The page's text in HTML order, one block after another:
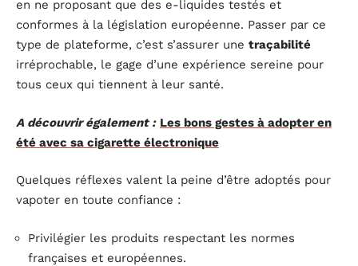
en ne proposant que des e-liquides testés et
conformes à la législation européenne. Passer par ce
type de plateforme, c’est s’assurer une traçabilité
irréprochable, le gage d’une expérience sereine pour
tous ceux qui tiennent à leur santé.
A découvrir également : Les bons gestes à adopter en
été avec sa cigarette électronique
Quelques réflexes valent la peine d’être adoptés pour
vapoter en toute confiance :
Privilégier les produits respectant les normes
françaises et européennes.